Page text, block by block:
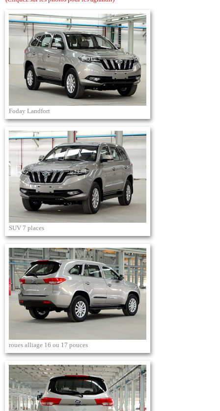
Foday Landfort
SUV 7 places
roues alliage 16 ou 17 pouces